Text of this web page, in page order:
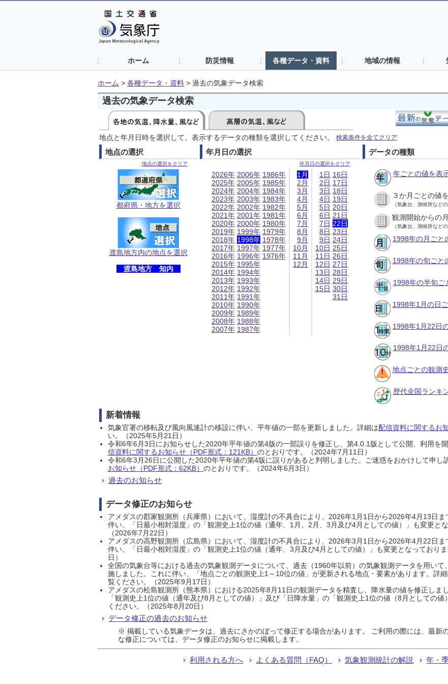
ホーム 防災情報 各種データ・資料 地域の情報
ホーム > 各種データ・資料 > 過去の気象データ検索
過去の気象データ検索
地点と年月日時を選択して、表示するデータの種類を選択してください。 検索条件を全てクリア
地点の選択
地点の選択をクリア
都府県・地方を選択
渡島地方内の地点を選択
渡島地方 知内
年月日の選択
年月日の選択をクリア
2026年
2025年
2024年
2023年
2022年
2021年
2020年
2019年
2018年
2017年
2016年
2015年
2014年
2013年
2012年
2011年
2010年
2009年
2008年
2007年
2006年
2005年
2004年
2003年
2002年
2001年
2000年
1999年
1998年
1997年
1996年
1995年
1994年
1993年
1992年
1991年
1990年
1989年
1988年
1987年
1986年
1985年
1984年
1983年
1982年
1981年
1980年
1979年
1978年
1977年
1976年
1月
2月
3月
4月
5月
6月
7月
8月
9月
10月
11月
12月
1日
2日
3日
4日
5日
6日
7日
8日
9日
10日
11日
12日
13日
14日
15日
16日
17日
18日
19日
20日
21日
22日
23日
24日
25日
26日
27日
28日
29日
30日
31日
データの種類
年ごとの値を表
３か月ごとの値
（気象台、測候所など
観測開始からの
（気象台、測候所など
1998年の月ごと
1998年の旬ごと
1998年の半旬ご
1998年1月の日
1998年1月22日
1998年1月22日
地点ごとの観測
歴代全国ランキ
新着情報
気象官署の移転及び風向風速計の移設に伴い、平年値の一部を更新しました。詳細は配信資料に関するお
い。（2025年5月21日）
令和6年6月3日にお知らせした2020年平年値の第4版の一部誤りを修正し、第4.0.1版として公開、利用を
信資料に関するお知らせ（PDF形式：121KB） のとおりです。（2024年7月11日）
令和6年3月26日に公開した2020年平年値の第4版に誤りがあると判明しました。ご迷惑をおかけして申し
お知らせ（PDF形式：62KB） のとおりです。（2024年6月3日）
過去のお知らせ
データ修正のお知らせ
アメダスの郡家観測所（兵庫県）において、湿度計の不具合により、2026年1月1日から2026年4月13日
伴い、「日最小相対湿度」の「観測史上1位の値（通年、1月、2月、3月及び4月としての値）」も変更と
（2026年7月22日）
アメダスの高野観測所（広島県）において、湿度計の不具合により、2026年3月1日から2026年4月22日
伴い、「日最小相対湿度」の「観測史上1位の値（通年、3月及び4月としての値）」も変更となっており
日）
全国の気象台等における過去の気象観測データについて、過去（1960年以前）の気象観測データを用い
施しました。これに伴い、「地点ごとの観測史上1～10位の値」が更新される地点・要素があります。詳細
覧ください。（2025年9月17日）
アメダスの松島観測所（熊本県）における2025年8月11日の観測データを精査し、降水量の値を修正しま
「観測史上1位の値（通年及び8月としての値）」及び「日降水量」の「観測史上1位の値（8月としての
ください。（2025年8月20日）
データ修正の過去のお知らせ
※ 掲載している気象データは、過去にさかのぼって修正する場合があります。 ご利用の際には、最新
な修正については、データ修正のお知らせに掲載します。
利用される方へ よくある質問（FAQ） 気象観測統計の解説 年・